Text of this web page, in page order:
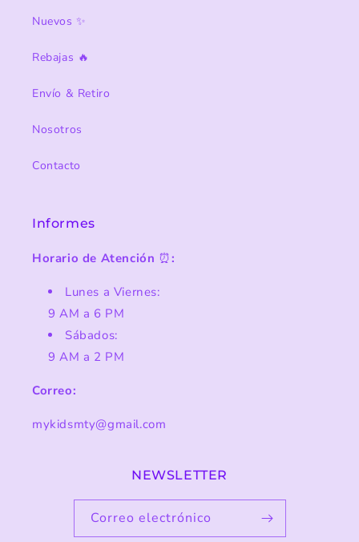
Nuevos ✨
Rebajas 🔥
Envío & Retiro
Nosotros
Contacto
Informes
Horario de Atención ⏰:
Lunes a Viernes:
9 AM a 6 PM
Sábados:
9 AM a 2 PM
Correo:
mykidsmty@gmail.com
NEWSLETTER
Correo electrónico